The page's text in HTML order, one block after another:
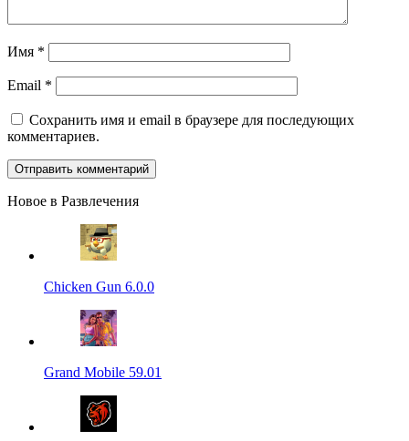
Имя *
Email *
Сохранить имя и email в браузере для последующих
комментариев.
Новое в Развлечения
Chicken Gun 6.0.0
Grand Mobile 59.01